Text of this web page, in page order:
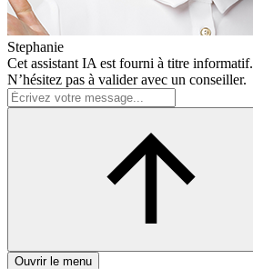
Stephanie
Cet assistant IA est fourni à titre informatif.
N’hésitez pas à valider avec un conseiller.
Ouvrir le menu